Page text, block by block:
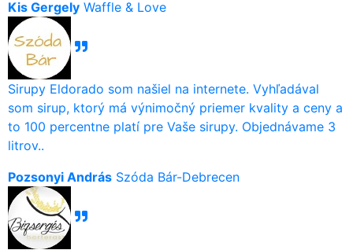
Kis Gergely Waffle & Love
Sirupy Eldorado som našiel na internete. Vyhľadával
som sirup, ktorý má výnimočný priemer kvality a ceny a
to 100 percentne platí pre Vaše sirupy. Objednávame 3
litrov..
Pozsonyi András Szóda Bár-Debrecen